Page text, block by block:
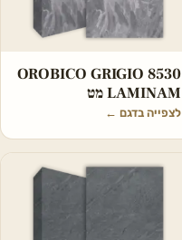
OROBICO GRIGIO 8530
LAMINAM מט
לצפייה בדגם ←